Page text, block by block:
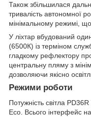
Також збільшилася
тривалість автономної
мінімальному режимі,
У ліхтар вбудований
(6500К) із терміном
гладкому рефлектору
центральну пляму з
дозволяючи якісно
Режими роботи
Потужність світла
Eco. Всього інтерфейс